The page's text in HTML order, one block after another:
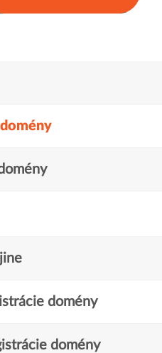
domény
domény